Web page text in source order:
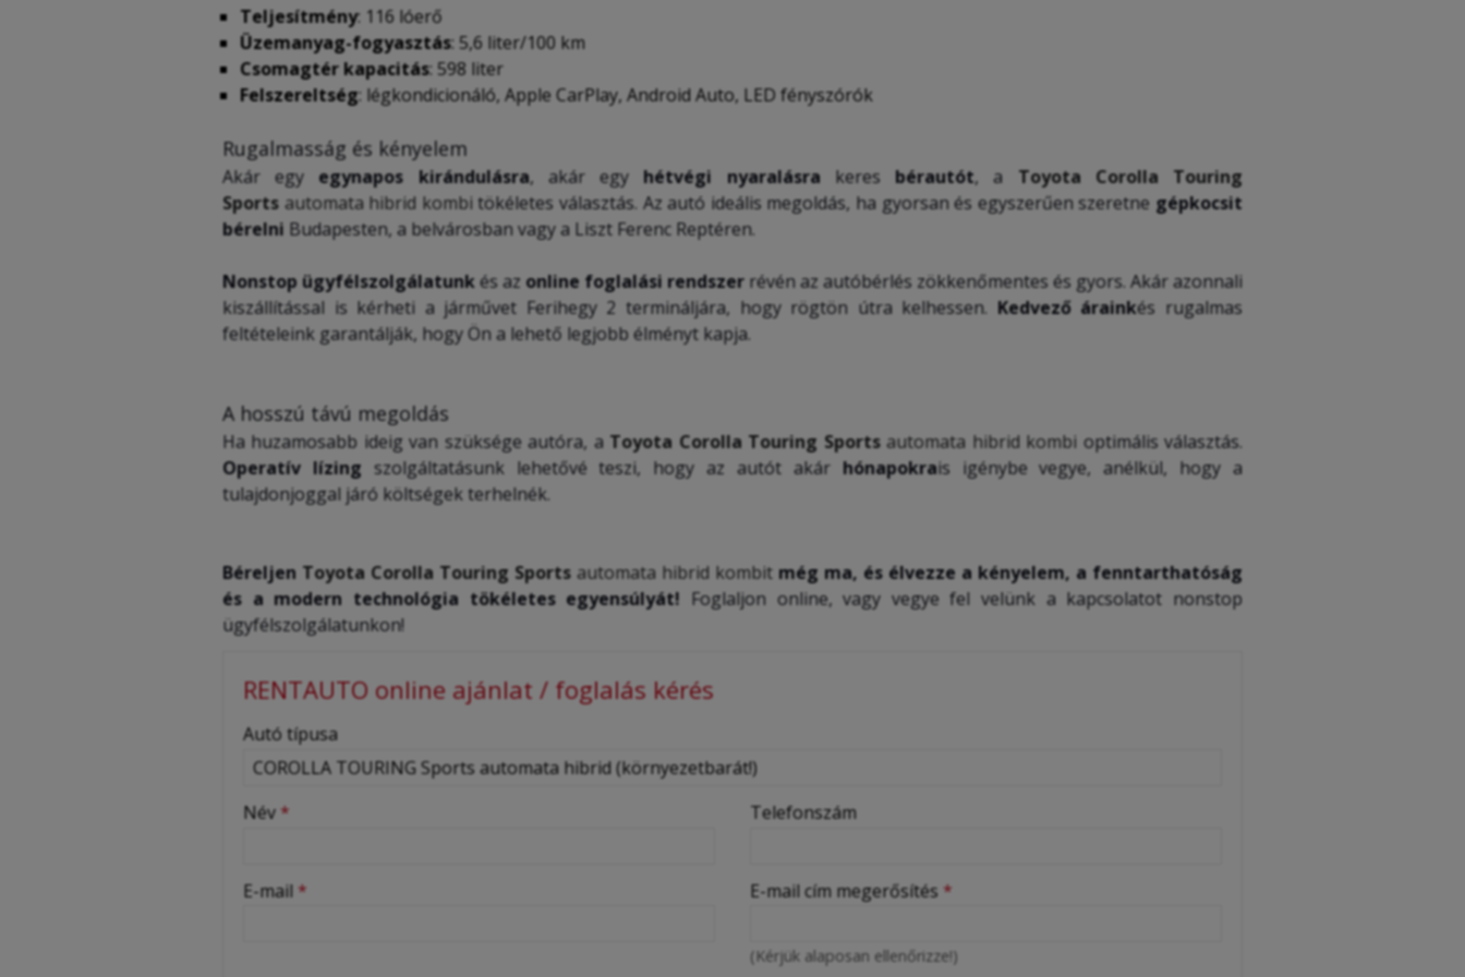
Teljesítmény: 116 lóerő
Üzemanyag-fogyasztás: 5,6 liter/100 km
Csomagtér kapacitás: 598 liter
Felszereltség: légkondicionáló, Apple CarPlay, Android Auto, LED fényszórók
Rugalmasság és kényelem
Akár egy egynapos kirándulásra, akár egy hétvégi nyaralásra keres bérautót, a Toyota Corolla Touring
Sports automata hibrid kombitökéletes választás. Az autó ideális megoldás, ha gyorsan és egyszerűen szeretne gépkocsit
bérelni Budapesten, a belvárosban vagy a Liszt Ferenc Reptéren.
Nonstop ügyfélszolgálatunkés az online foglalási rendszer révén az autóbérlés zökkenőmentes és gyors. Akár azonnali
kiszállítással is kérheti a járművet Ferihegy 2 termináljára, hogy rögtön útra kelhessen. Kedvező árainkés rugalmas
feltételeink garantálják, hogy Ön a lehető legjobb élményt kapja.
A hosszú távú megoldás
Ha huzamosabb ideig van szüksége autóra, a Toyota Corolla Touring Sportsautomata hibrid kombi optimális választás.
Operatív lízing szolgáltatásunk lehetővé teszi, hogy az autót akár hónapokrais igénybe vegye, anélkül, hogy a
tulajdonjoggal járó költségek terhelnék.
Béreljen Toyota Corolla Touring Sports automata hibrid kombit még ma, és élvezze a kényelem, a fenntarthatóság
és a modern technológia tökéletes egyensúlyát! Foglaljon online, vagy vegye fel velünk a kapcsolatot nonstop
ügyfélszolgálatunkon!
RENTAUTO online ajánlat / foglalás kérés
-
-
Autó típusa
Név * Telefonszám
E-mail * E-mail cím megerősítés *
(Kérjük alaposan ellenőrizze!)